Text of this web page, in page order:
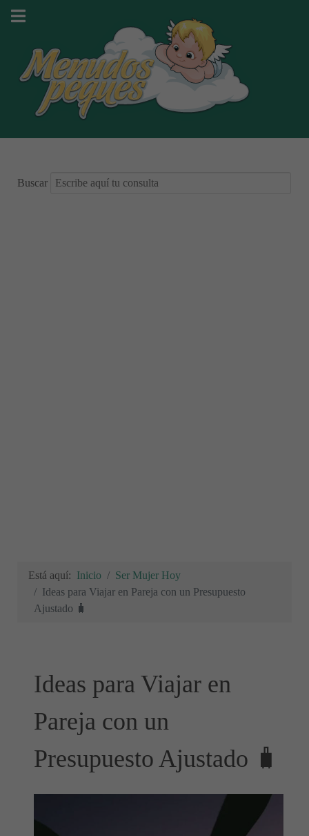
Buscar
Está aquí: Inicio
Ser Mujer Hoy
Ideas para Viajar en Pareja con un Presupuesto
Ajustado 🧳
Ideas para Viajar en
Pareja con un
Presupuesto Ajustado 🧳